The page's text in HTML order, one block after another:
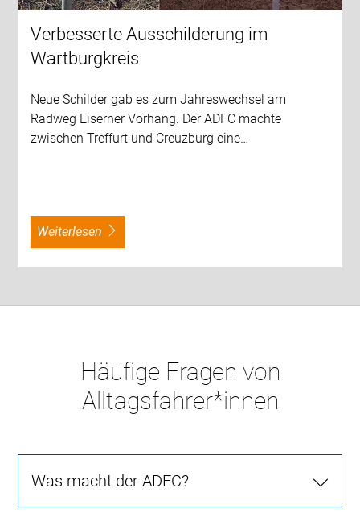
Verbesserte Ausschilderung im
Wartburgkreis
Neue Schilder gab es zum Jahreswechsel am
Radweg Eiserner Vorhang. Der ADFC machte
zwischen Treffurt und Creuzburg eine…
weiterlesen
Häufige Fragen von
Alltagsfahrer*innen
Was macht der ADFC?